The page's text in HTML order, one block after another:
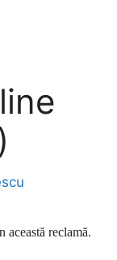
reclamă.